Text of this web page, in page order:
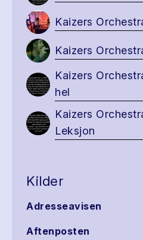
Kaizers
Kaizers
Kaizers
hel
Kaizers
Leksjon
Kilder
Adresseavisen
Aftenposten